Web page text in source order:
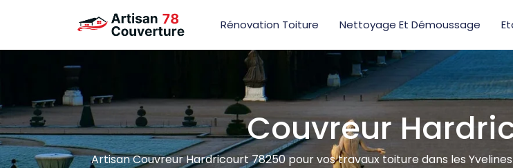
Rénovation Toiture Nettoyage Et Démoussage
Couvreur
Artisan Couvreur Hardricourt 78250 pour vos travaux toiture dans les